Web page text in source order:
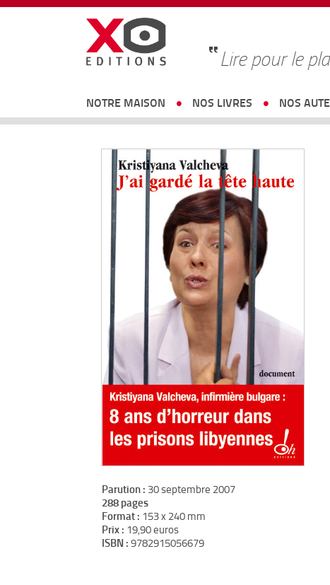
Lire pour le
NOTRE MAISON NOS LIVRES NOS
Parution : 30 septembre 2007
288 pages
Format : 153 x 240 mm
Prix : 19,90 euros
ISBN : 9782915056679